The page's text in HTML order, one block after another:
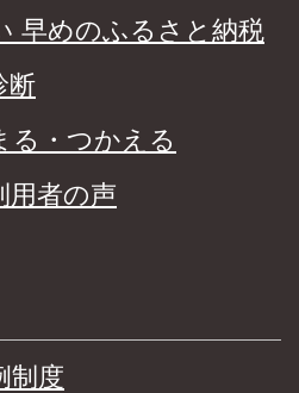
早めのふるさと納税
断
る・つかえる
用者の声
制度